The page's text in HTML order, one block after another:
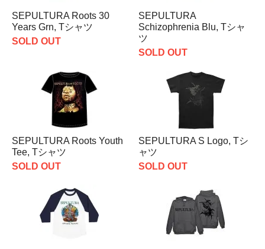
SEPULTURA Roots 30
Years Grn, Tシャツ
SOLD OUT
SEPULTURA
Schizophrenia Blu, Tシャ
ツ
SOLD OUT
SEPULTURA Roots Youth
Tee, Tシャツ
SOLD OUT
SEPULTURA S Logo, Tシ
ャツ
SOLD OUT